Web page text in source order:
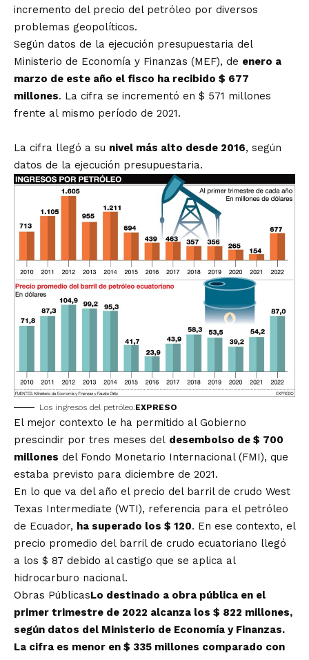
incremento del precio del petróleo por diversos
problemas geopolíticos.
Según datos de la ejecución presupuestaria del
Ministerio de Economía y Finanzas (MEF), de enero a
marzo de este año el fisco ha recibido $ 677
millones. La cifra se incrementó en $ 571 millones
frente al mismo período de 2021.
La cifra llegó a su nivel más alto desde 2016, según
datos de la ejecución presupuestaria.
Los ingresos del petróleo.EXPRESO
El mejor contexto le ha permitido al Gobierno
prescindir por tres meses del desembolso de $ 700
millones del Fondo Monetario Internacional (FMI), que
estaba previsto para diciembre de 2021.
En lo que va del año el precio del barril de crudo West
Texas Intermediate (WTI), referencia para el petróleo
de Ecuador, ha superado los $ 120. En ese contexto, el
precio promedio del barril de crudo ecuatoriano llegó
a los $ 87 debido al castigo que se aplica al
hidrocarburo nacional.
Obras PúblicasLo destinado a obra pública en el
primer trimestre de 2022 alcanza los $ 822 millones,
según datos del Ministerio de Economía y Finanzas.
La cifra es menor en $ 335 millones comparado con